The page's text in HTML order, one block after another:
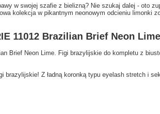
w swojej szafie z bielizną? Nie szukaj dalej - oto
kolekcja w pikantnym neonowym odcieniu limonki
11012 Brazilian Brief Neon Lime
Brief Neon Lime. Figi brazylijskie do kompletu z
brazylijskie! Z ładną koronką typu eyelash stretch i